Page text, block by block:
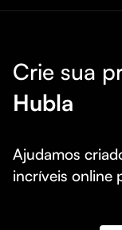
Crie sua
Hubla
Ajudamos
incríveis online